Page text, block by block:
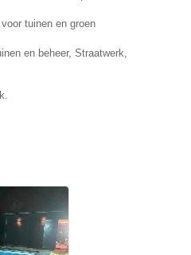
tuinen en groen
en beheer, Straatwerk,